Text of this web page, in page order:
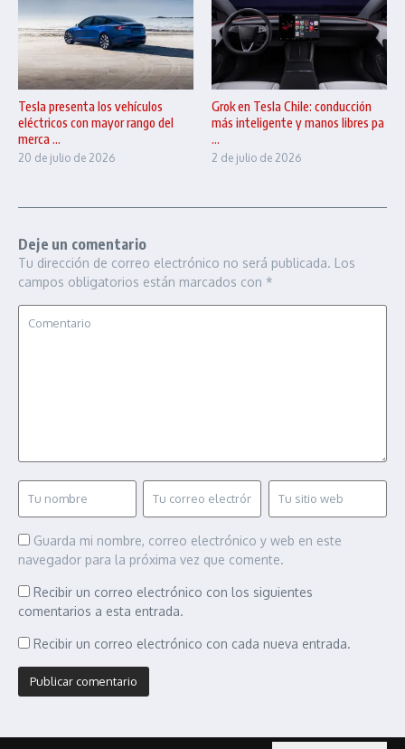
Tesla presenta los vehículos
eléctricos con mayor rango del
merca ...
20 de julio de 2026
Grok en Tesla Chile: conducción
más inteligente y manos libres pa
...
2 de julio de 2026
Deje un comentario
Tu dirección de correo electrónico no será publicada. Los
campos obligatorios están marcados con *
Guarda mi nombre, correo electrónico y web en este
navegador para la próxima vez que comente.
Recibir un correo electrónico con los siguientes
comentarios a esta entrada.
Recibir un correo electrónico con cada nueva entrada.